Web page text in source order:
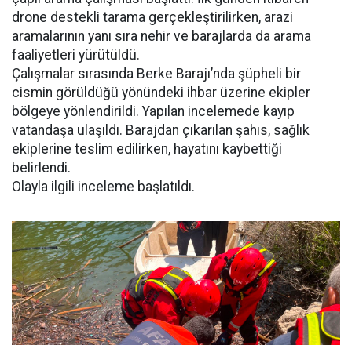
drone destekli tarama gerçekleştirilirken, arazi
aramalarının yanı sıra nehir ve barajlarda da arama
faaliyetleri yürütüldü.
Çalışmalar sırasında Berke Barajı’nda şüpheli bir
cismin görüldüğü yönündeki ihbar üzerine ekipler
bölgeye yönlendirildi. Yapılan incelemede kayıp
vatandaşa ulaşıldı. Barajdan çıkarılan şahıs, sağlık
ekiplerine teslim edilirken, hayatını kaybettiği
belirlendi.
Olayla ilgili inceleme başlatıldı.